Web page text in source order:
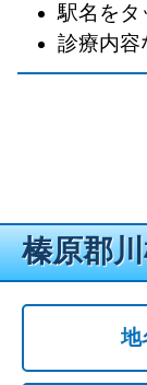
駅名をタ
診療内容
榛原郡
地